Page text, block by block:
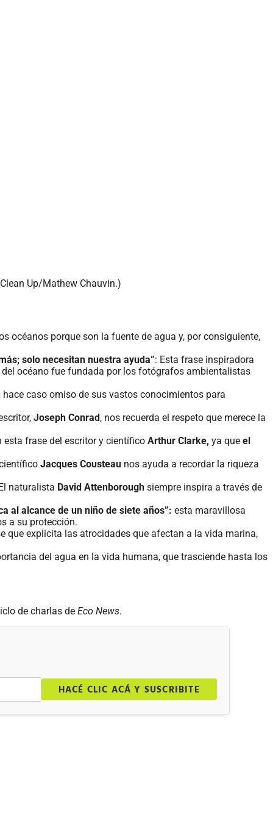
Up/Mathew Chauvin.)
océanos porque son la fuente de agua y, por consiguiente,
solo necesitan nuestra ayuda”: Esta frase inspiradora
océano fue fundada por los fotógrafos ambientalistas
hace caso omiso de sus vastos conocimientos para
Joseph Conrad, nos recuerda el respeto que merece la
esta frase del escritor y científico Arthur Clarke, ya que el
Jacques Cousteau nos ayuda a recordar la riqueza
naturalista David Attenborough siempre inspira a través de
al alcance de un niño de siete años”: esta maravillosa
a su protección.
que explicita las atrocidades que afectan a la vida marina,
del agua en la vida humana, que trasciende hasta los
de charlas de Eco News.
HACÉ CLIC ACÁ Y SUSCRIBITE